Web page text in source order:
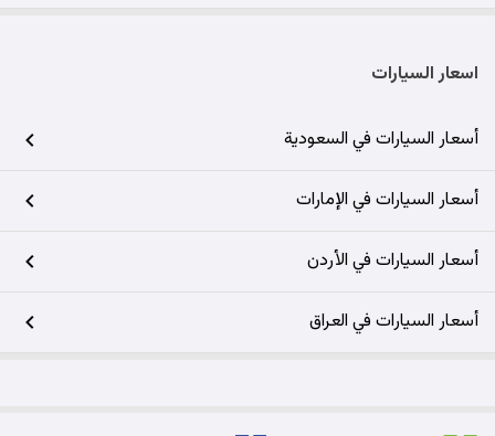
اسعار السيارات
أسعار السيارات في السعودية
أسعار السيارات في الإمارات
أسعار السيارات في الأردن
أسعار السيارات في العراق